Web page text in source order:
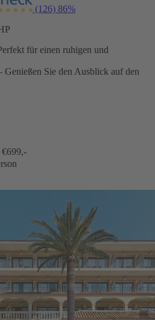
(126) 86%
für einen ruhigen und
Genießen Sie den Ausblick auf den
€699,-